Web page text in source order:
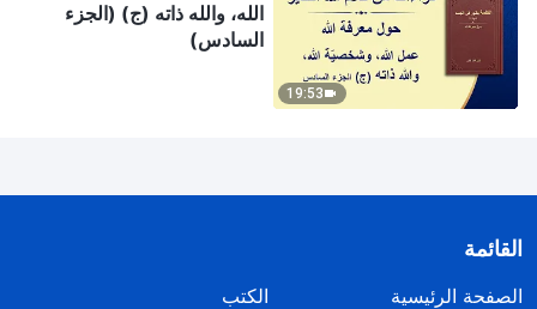
19:53
الله، والله ذاته (ج) (الجزء
السادس)
القائمة
الصفحة الرئيسية
الكتب